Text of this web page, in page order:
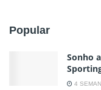
Popular
Sonho
4